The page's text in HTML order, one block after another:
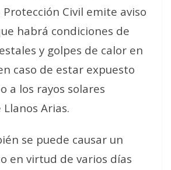
Civil emite aviso
habrá condiciones de
y golpes de calor en
caso de estar expuesto
a los rayos solares
Llanos Arias.
se puede causar un
en virtud de varios días